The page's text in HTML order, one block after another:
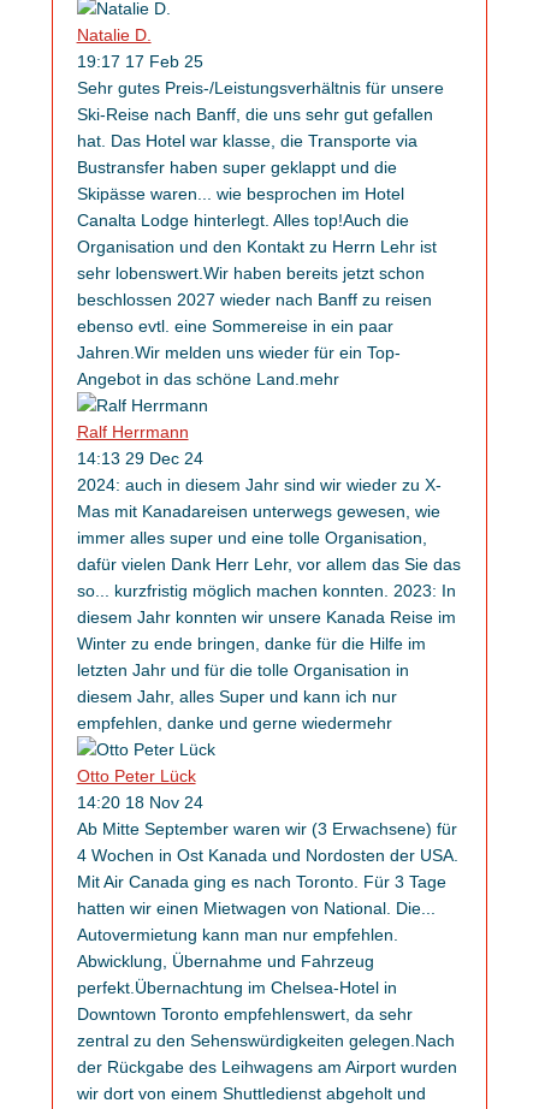
Natalie D.
19:17 17 Feb 25
Sehr gutes Preis-/Leistungsverhältnis für unsere
Ski-Reise nach Banff, die uns sehr gut gefallen
hat. Das Hotel war klasse, die Transporte via
Bustransfer haben super geklappt und die
Skipässe waren... wie besprochen im Hotel
Canalta Lodge hinterlegt. Alles top!Auch die
Organisation und den Kontakt zu Herrn Lehr ist
sehr lobenswert.Wir haben bereits jetzt schon
beschlossen 2027 wieder nach Banff zu reisen
ebenso evtl. eine Sommereise in ein paar
Jahren.Wir melden uns wieder für ein Top-
Angebot in das schöne Land.mehr
Ralf Herrmann
14:13 29 Dec 24
2024: auch in diesem Jahr sind wir wieder zu X-
Mas mit Kanadareisen unterwegs gewesen, wie
immer alles super und eine tolle Organisation,
dafür vielen Dank Herr Lehr, vor allem das Sie das
so... kurzfristig möglich machen konnten. 2023: In
diesem Jahr konnten wir unsere Kanada Reise im
Winter zu ende bringen, danke für die Hilfe im
letzten Jahr und für die tolle Organisation in
diesem Jahr, alles Super und kann ich nur
empfehlen, danke und gerne wiedermehr
Otto Peter Lück
14:20 18 Nov 24
Ab Mitte September waren wir (3 Erwachsene) für
4 Wochen in Ost Kanada und Nordosten der USA.
Mit Air Canada ging es nach Toronto. Für 3 Tage
hatten wir einen Mietwagen von National. Die...
Autovermietung kann man nur empfehlen.
Abwicklung, Übernahme und Fahrzeug
perfekt.Übernachtung im Chelsea-Hotel in
Downtown Toronto empfehlenswert, da sehr
zentral zu den Sehenswürdigkeiten gelegen.Nach
der Rückgabe des Leihwagens am Airport wurden
wir dort von einem Shuttledienst abgeholt und